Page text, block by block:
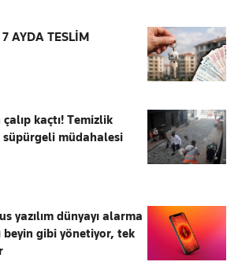
AYDA TESLİM
kaçtı! Temizlik
süpürgeli müdahalesi
yazılım dünyayı alarma
beyin gibi yönetiyor, tek